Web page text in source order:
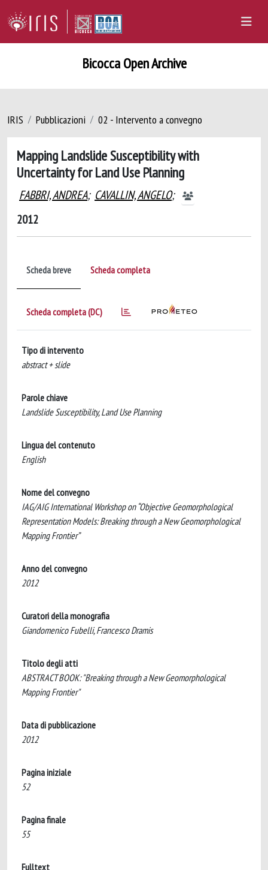
Bicocca Open Archive
IRIS Pubblicazioni 02 - Intervento a convegno
Mapping Landslide Susceptibility with
Uncertainty for Land Use Planning
FABBRI, ANDREA; CAVALLIN, ANGELO;
2012
Scheda breve Scheda completa
Scheda completa (DC)
Tipo di intervento
abstract + slide
Parole chiave
Landslide Susceptibility, Land Use Planning
Lingua del contenuto
English
Nome del convegno
IAG/AIG International Workshop on “Objective Geomorphological
Representation Models: Breaking through a New Geomorphological
Mapping Frontier”
Anno del convegno
2012
Curatori della monografia
Giandomenico Fubelli, Francesco Dramis
Titolo degli atti
ABSTRACT BOOK: "Breaking through a New Geomorphological
Mapping Frontier"
Data di pubblicazione
2012
Pagina iniziale
52
Pagina finale
55
Fulltext